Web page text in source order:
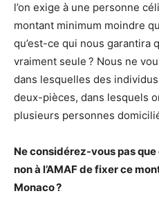
l’on exige à une personne
montant minimum moindre
qu’est-ce qui nous garantira
vraiment seule ? Nous ne
dans lesquelles des
deux-pièces, dans lesquels
plusieurs personnes
Ne considérez-vous pas
non à l’AMAF de fixer ce
Monaco ?